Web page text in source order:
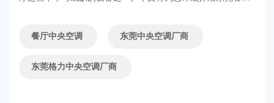
空调，以确保您的餐厅既舒适又凉爽。....
餐厅中央空调 东莞中央空调厂商
东莞格力中央空调厂商